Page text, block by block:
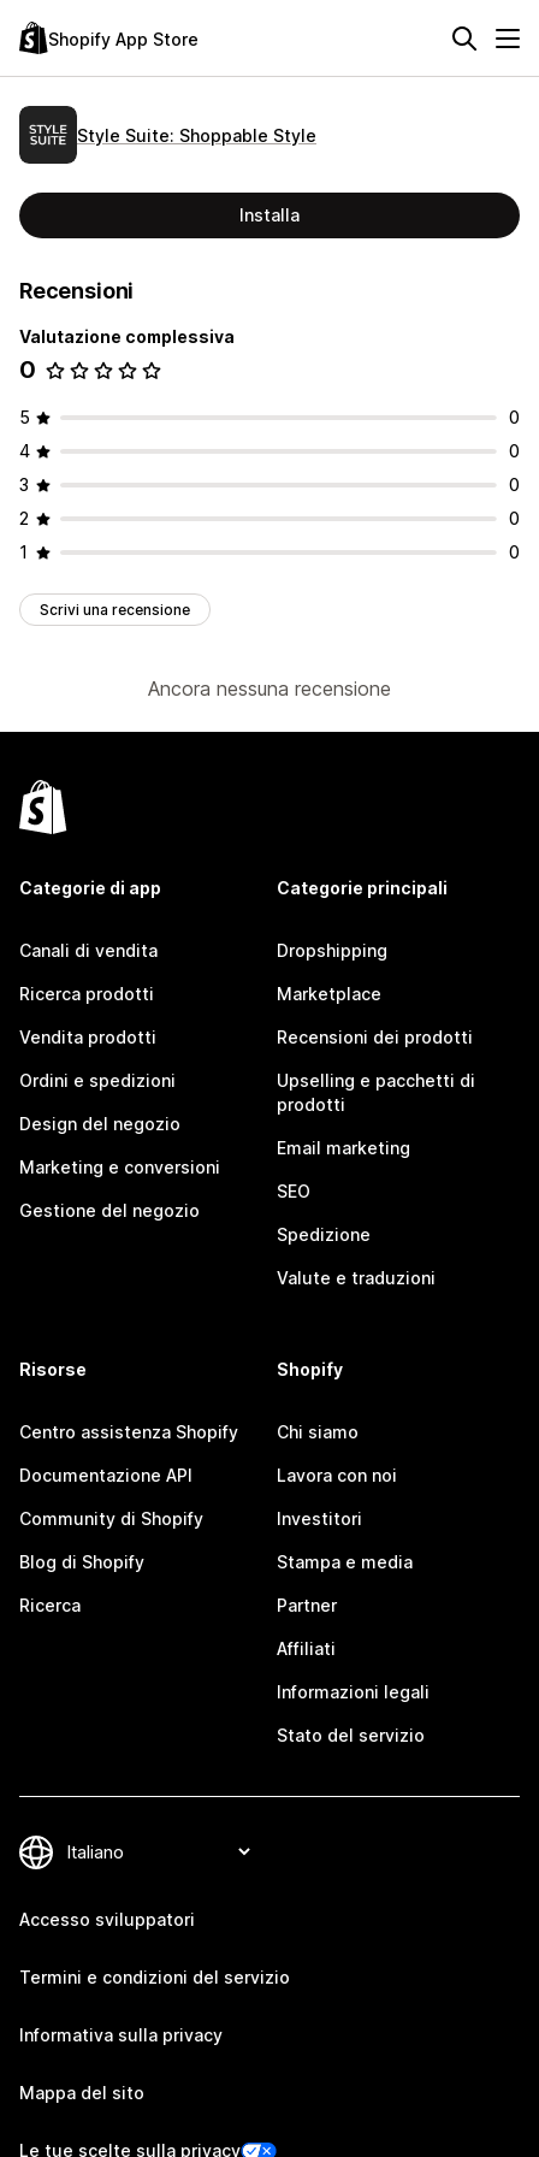
Shopify App Store
Style Suite: Shoppable Style
Installa
Recensioni
Valutazione complessiva
0
5
0
4
0
3
0
2
0
1
0
Scrivi una recensione
Ancora nessuna recensione
Categorie di app
Canali di vendita
Ricerca prodotti
Vendita prodotti
Ordini e spedizioni
Design del negozio
Marketing e conversioni
Gestione del negozio
Categorie principali
Dropshipping
Marketplace
Recensioni dei prodotti
Upselling e pacchetti di
prodotti
Email marketing
SEO
Spedizione
Valute e traduzioni
Risorse
Centro assistenza Shopify
Documentazione API
Community di Shopify
Blog di Shopify
Ricerca
Shopify
Chi siamo
Lavora con noi
Investitori
Stampa e media
Partner
Affiliati
Informazioni legali
Stato del servizio
Accesso sviluppatori
Termini e condizioni del servizio
Informativa sulla privacy
Mappa del sito
Le tue scelte sulla privacy